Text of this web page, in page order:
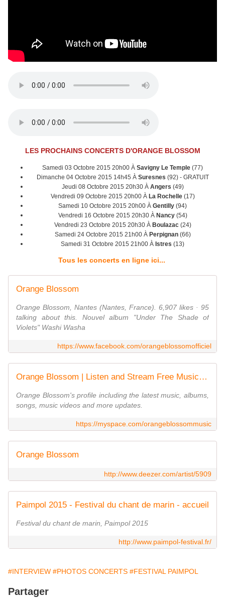
LES PROCHAINS CONCERTS D'ORANGE BLOSSOM
Samedi 03 Octobre 2015 20h00 À Savigny Le Temple (77)
Dimanche 04 Octobre 2015 14h45 À Suresnes (92) - GRATUIT
Jeudi 08 Octobre 2015 20h30 À Angers (49)
Vendredi 09 Octobre 2015 20h00 À La Rochelle(17)
Samedi 10 Octobre 2015 20h00 À Gentilly (94)
Vendredi 16 Octobre 2015 20h30 À Nancy(54)
Vendredi 23 Octobre 2015 20h30 À Boulazac(24)
Samedi 24 Octobre 2015 21h00 À Perpignan(66)
Samedi 31 Octobre 2015 21h00 À Istres (13)
Tous les concerts en ligne ici...
Orange Blossom
Orange Blossom, Nantes (Nantes, France). 6,907 likes · 95
talking about this. Nouvel album "Under The Shade of
Violets" Washi Washa
https://www.facebook.com/orangeblossomofficiel
Orange Blossom | Listen and Stream Free Music, Albums, New Releases, Photos, Videos
Orange Blossom's profile including the latest music, albums,
songs, music videos and more updates.
https://myspace.com/orangeblossommusic
Orange Blossom
http://www.deezer.com/artist/5909
Paimpol 2015 - Festival du chant de marin - accueil
Festival du chant de marin, Paimpol 2015
http://www.paimpol-festival.fr/
#INTERVIEW #PHOTOS CONCERTS #FESTIVAL PAIMPOL
Partager